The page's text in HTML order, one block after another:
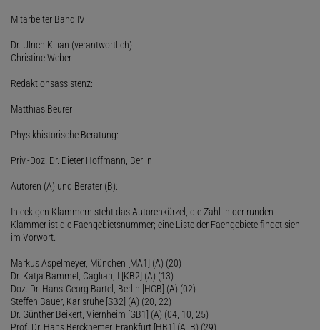
Mitarbeiter Band IV
Dr. Ulrich Kilian (verantwortlich)
Christine Weber
Redaktionsassistenz:
Matthias Beurer
Physikhistorische Beratung:
Priv.-Doz. Dr. Dieter Hoffmann, Berlin
Autoren (A) und Berater (B):
In eckigen Klammern steht das Autorenkürzel, die Zahl in der runden
Klammer ist die Fachgebietsnummer; eine Liste der Fachgebiete findet sich
im Vorwort.
Markus Aspelmeyer, München [MA1] (A) (20)
Dr. Katja Bammel, Cagliari, I [KB2] (A) (13)
Doz. Dr. Hans-Georg Bartel, Berlin [HGB] (A) (02)
Steffen Bauer, Karlsruhe [SB2] (A) (20, 22)
Dr. Günther Beikert, Viernheim [GB1] (A) (04, 10, 25)
Prof. Dr. Hans Berckhemer, Frankfurt [HB1] (A, B) (29)